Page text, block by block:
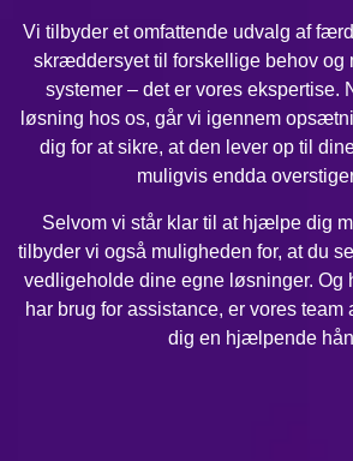
Vi tilbyder et omfattende udvalg af
skræddersyet til forskellige behov og
systemer – det er vores ekspertise.
løsning hos os, går vi igennem
dig for at sikre, at den lever op til
muligvis endda
Selvom vi står klar til at hjælpe dig
tilbyder vi også muligheden for, at du
vedligeholde dine egne løsninger. Og
har brug for assistance, er vores team
dig en hjælpende